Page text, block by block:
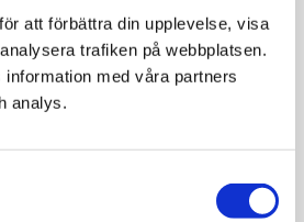
att förbättra din upplevelse, visa
trafiken på webbplatsen.
med våra partners
analys.
för
EPA/DHA
en hälsosam
matsmältning
och hälsosam